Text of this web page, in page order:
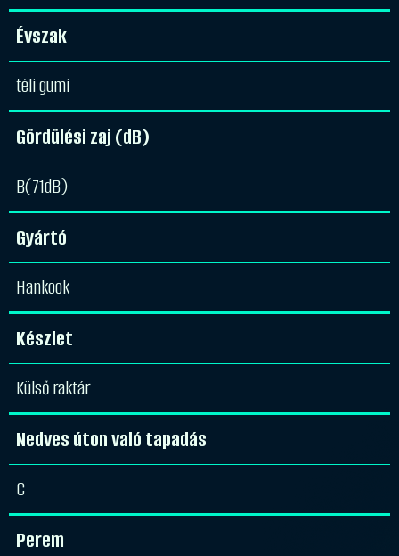
Évszak
téli gumi
Gördülési zaj (dB)
B(71dB)
Gyártó
Hankook
Készlet
Külső raktár
Nedves úton való tapadás
C
Perem